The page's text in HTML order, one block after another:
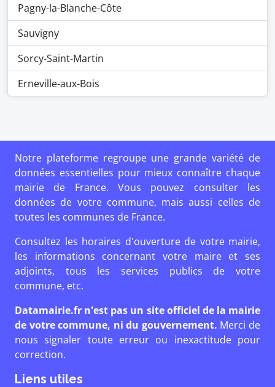
Pagny-la-Blanche-Côte
Sauvigny
Sorcy-Saint-Martin
Erneville-aux-Bois
Notre plateforme regroupe une grande variété de
données essentielles pour mieux connaître chaque
mairie de France. Vous pouvez consulter les
données de votre commune, mais aussi celles de
toutes les communes de France.
Consultez les horaires d'ouverture de votre mairie,
les informations concernant votre maire et ses
adjoints, tous les services publics de votre
commune, etc.
Datamairie.fr n'est pas un site officiel de la mairie
de votre commune, ni du gouvernement. Merci de
nous signaler toute erreur ou inexactitude pour
correction.
Liens utiles